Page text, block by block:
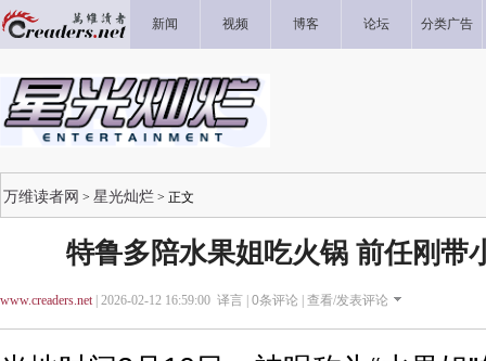
新闻 视频 博客 论坛 分类广告
万维读者网 > 星光灿烂 > 正文
特鲁多陪水果姐吃火锅 前任刚带
www.creaders.net| 2026-02-12 16:59:00 译言 | 0条评论 | 查看/发表评论